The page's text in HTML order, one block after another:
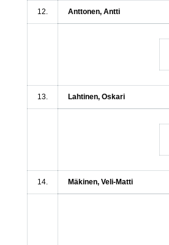
12. Anttonen, Antti
13. Lahtinen, Oskari
14. Mäkinen, Veli-Matti